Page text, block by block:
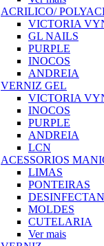
ACRILICO/
VICTORIA
GL NAILS
PURPLE
INOCOS
ANDREIA
VERNIZ GEL
VICTORIA
INOCOS
PURPLE
ANDREIA
LCN
ACESSORIOS
LIMAS
PONTEIRAS
MOLDES
CUTELARIA
Ver mais